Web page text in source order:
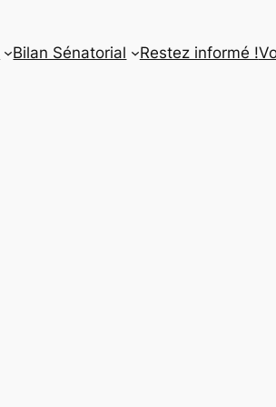
Bilan Sénatorial Restez informé !